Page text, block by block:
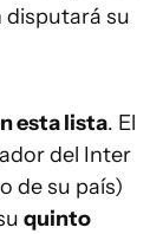
disputará su
esta lista. El
del Inter
de su país)
quinto